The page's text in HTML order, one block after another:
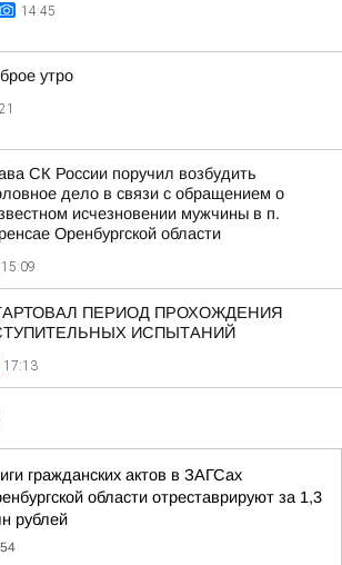
14:45
утро
СК России поручил возбудить
дело в связи с обращением о
исчезновении мужчины в п.
Оренбургской области
15:09
ПЕРИОД ПРОХОЖДЕНИЯ
ИСПЫТАНИЙ
17:13
гражданских актов в ЗАГСах
области отреставрируют за 1,3
рублей